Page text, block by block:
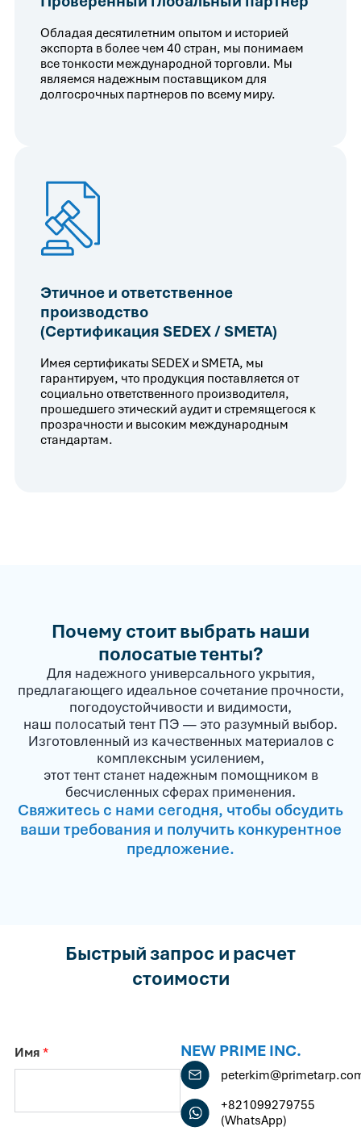
Обладая десятилетним опытом и историей
экспорта в более чем 40 стран, мы понимаем
все тонкости международной торговли. Мы
являемся надежным поставщиком для
долгосрочных партнеров по всему миру.
Этичное и ответственное
производство
(Сертификация SEDEX / SMETA)
Имея сертификаты SEDEX и SMETA, мы
гарантируем, что продукция поставляется от
социально ответственного производителя,
прошедшего этический аудит и стремящегося к
прозрачности и высоким международным
стандартам.
Почему стоит выбрать наши
полосатые тенты?
Для надежного универсального укрытия,
предлагающего идеальное сочетание прочности,
погодоустойчивости и видимости,
наш полосатый тент ПЭ — это разумный выбор.
Изготовленный из качественных материалов с
комплексным усилением,
этот тент станет надежным помощником в
бесчисленных сферах применения.
Свяжитесь с нами сегодня, чтобы обсудить
ваши требования и получить конкурентное
предложение.
Быстрый запрос и расчет
стоимости
NEW PRIME INC.
+821099279755
(WhatsApp)
Имя *